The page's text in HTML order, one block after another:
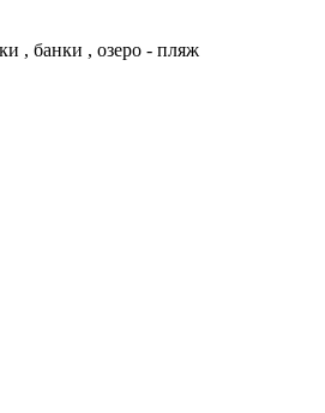
, банки , озеро - пляж